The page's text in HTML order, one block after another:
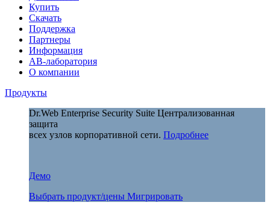
Купить
Скачать
Поддержка
Партнеры
Информация
АВ-лаборатория
О компании
Продукты
Dr.Web Enterprise Security Suite Централизованная
защита
всех узлов корпоративной сети. Подробнее
Демо
Выбрать продукт/цены Мигрировать